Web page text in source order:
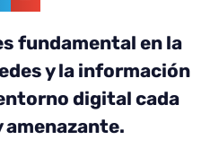
fundamental en la
y la información
digital cada
amenazante.